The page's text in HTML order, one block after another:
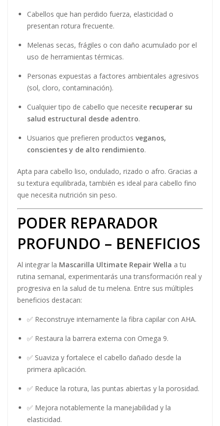
Cabellos que han perdido fuerza, elasticidad o
presentan rotura frecuente.
Melenas secas, frágiles o con daño acumulado por el
uso de herramientas térmicas.
Personas expuestas a factores ambientales agresivos
(sol, cloro, contaminación).
Cualquier tipo de cabello que necesite recuperar su
salud estructural desde adentro.
Usuarios que prefieren productos veganos,
conscientes y de alto rendimiento.
Apta para cabello liso, ondulado, rizado o afro. Gracias a
su textura equilibrada, también es ideal para cabello fino
que necesita nutrición sin peso.
PODER REPARADOR
PROFUNDO – BENEFICIOS
Al integrar la Mascarilla Ultimate Repair Wella a tu
rutina semanal, experimentarás una transformación real y
progresiva en la salud de tu melena. Entre sus múltiples
beneficios destacan:
✅ Reconstruye internamente la fibra capilar con AHA.
✅ Restaura la barrera externa con Omega 9.
✅ Suaviza y fortalece el cabello dañado desde la
primera aplicación.
✅ Reduce la rotura, las puntas abiertas y la porosidad.
✅ Mejora notablemente la manejabilidad y la
elasticidad.